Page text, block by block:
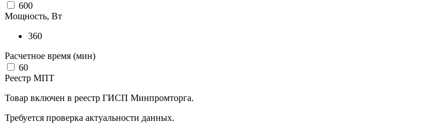
600
Мощность, Вт
360
Расчетное время (мин)
60
Реестр МПТ
Товар включен в реестр ГИСП Минпромторга.
Требуется проверка актуальности данных.